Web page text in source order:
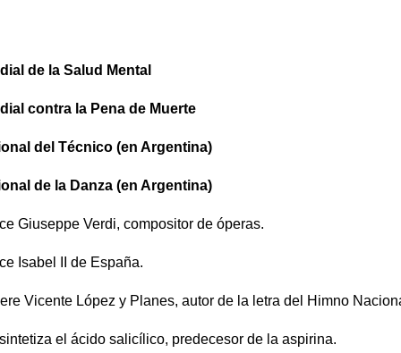
de la Salud Mental
contra la Pena de Muerte
del Técnico (en Argentina)
de la Danza (en Argentina)
Giuseppe Verdi, compositor de óperas.
Isabel II de España.
Vicente López y Planes, autor de la letra del Himno
el ácido salicílico, predecesor de la aspirina.